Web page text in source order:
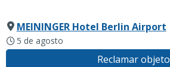
MEININGER Hotel Berlin Airport
5 de agosto
Reclamar objeto